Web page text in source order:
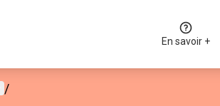
En savoir +
utilisateur
/